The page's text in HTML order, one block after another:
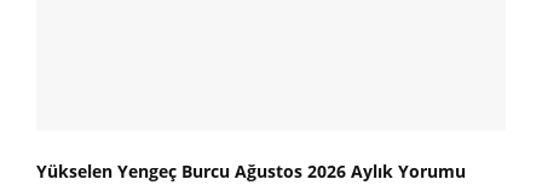
Yükselen Yengeç Burcu Ağustos 2026 Aylık Yorumu